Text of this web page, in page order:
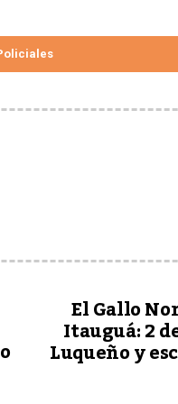
El Gallo
Itauguá: 2
Luqueño y